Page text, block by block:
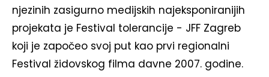
njezinih zasigurno medijskih najeksponiranijih
projekata je Festival tolerancije - JFF Zagreb
koji je započeo svoj put kao prvi regionalni
Festival židovskog filma davne 2007. godine.